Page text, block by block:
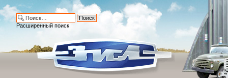
Расширенный поиск